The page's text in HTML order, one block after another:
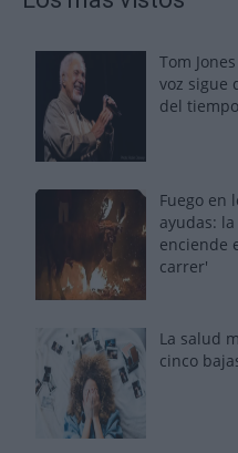
Tom
voz sigue
del tiempo
Fuego en
ayudas:
enciende
carrer'
La salud
cinco